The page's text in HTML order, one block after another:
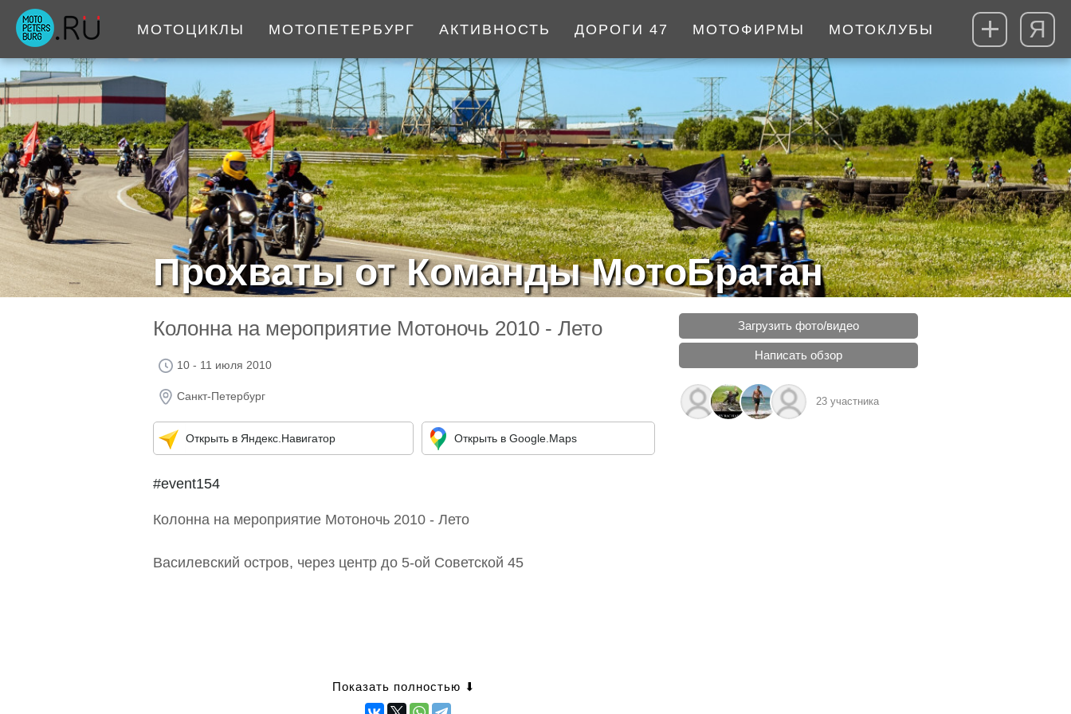
Я
ДОРОГИ 47 МОТОФИРМЫ
МОТОЦИКЛЫ МОТОПЕТЕРБУРГ АКТИВНОСТЬ МОТОКЛУБЫ
Прохваты от Команды МотоБратан
Загрузить фото/видео
Написать обзор
23 участника
Колонна на мероприятие Мотоночь 2010 - Лето
10 - 11 июля 2010
Санкт-Петербург
Открыть в Яндекс.Навигатор Открыть в Google.Maps
#event154
Колонна на мероприятие Мотоночь 2010 - Лето
Василевский остров, через центр до 5-ой Советской 45